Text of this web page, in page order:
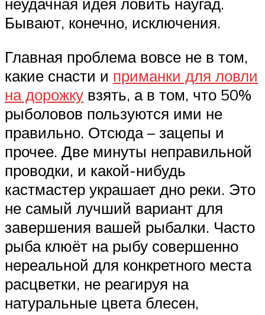
Бывают, конечно, исключения.
Главная проблема вовсе не в том,
какие снасти и приманки для ловли
на дорожку взять, а в том, что 50%
рыболовов пользуются ими не
правильно. Отсюда – зацепы и
прочее. Две минуты неправильной
проводки, и какой-нибудь
кастмастер украшает дно реки. Это
не самый лучший вариант для
завершения вашей рыбалки. Часто
рыба клюёт на рыбу совершенно
нереальной для конкретного места
расцветки, не реагируя на
натуральные цвета блесен,